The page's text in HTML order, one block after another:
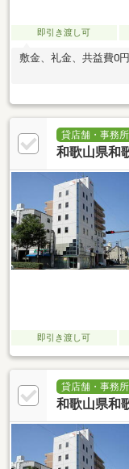
即引き渡し可
敷金、礼金、共益費0
貸店舗・事務所
和歌山県和
即引き渡し可
貸店舗・事務所
和歌山県和